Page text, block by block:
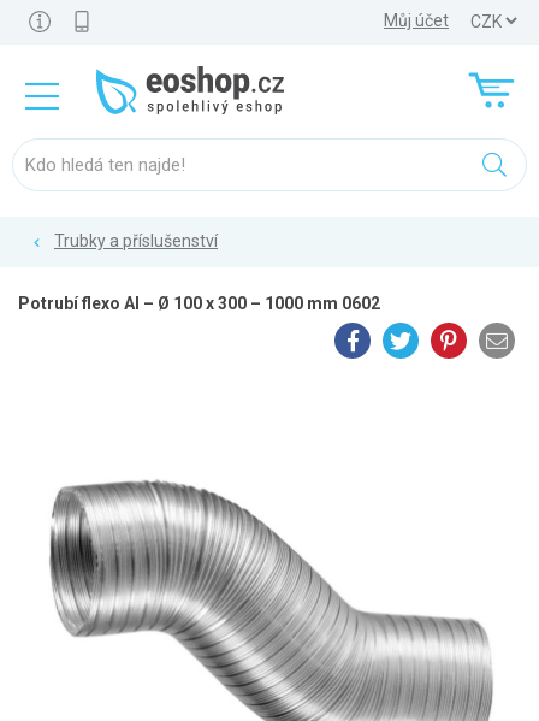
Můj účet
Trubky a příslušenství
Potrubí flexo Al – Ø 100 x 300 – 1000 mm 0602